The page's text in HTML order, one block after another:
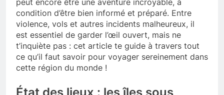
peut encore être une aventure incroyable, à
condition d’être bien informé et préparé. Entre
violence, vols et autres incidents malheureux, il
est essentiel de garder l’œil ouvert, mais ne
t’inquiète pas : cet article te guide à travers tout
ce qu’il faut savoir pour voyager sereinement dans
cette région du monde !